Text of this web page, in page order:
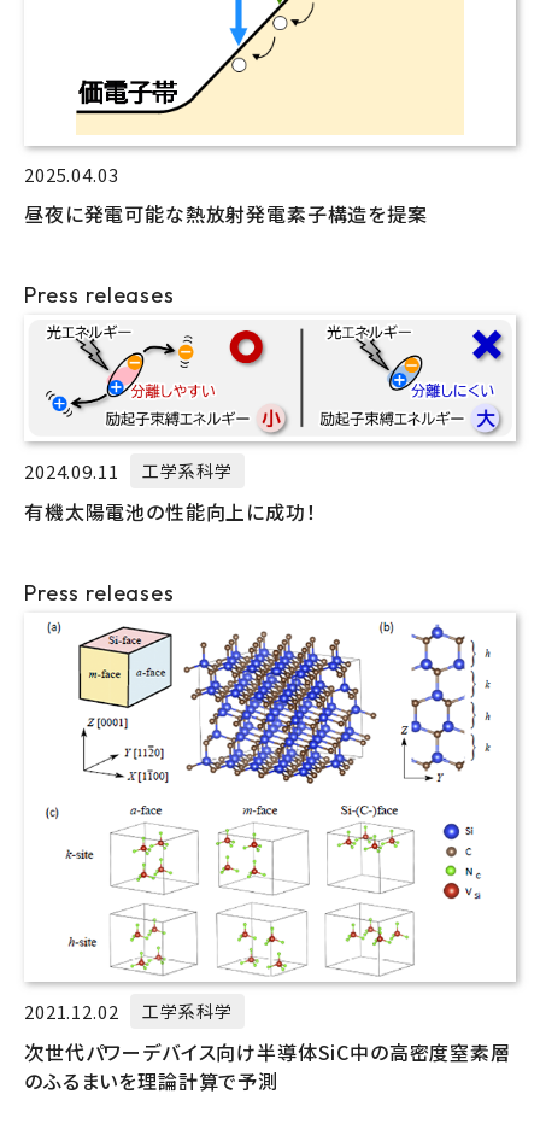
2025.04.03
昼夜に発電可能な熱放射発電素子構造を提案
Press releases
2024.09.11 工学系科学
有機太陽電池の性能向上に成功！
Press releases
2021.12.02 工学系科学
次世代パワーデバイス向け半導体SiC中の高密度窒素層
のふるまいを理論計算で予測